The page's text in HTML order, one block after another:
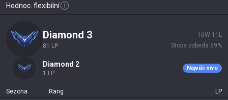
Hodnoc. flexibilní
diamond 3
81 LP
16W 11 L
Stopa pobeda 59%
diamond 2
1 LP
Najviši nivo
Sezona Rang LP